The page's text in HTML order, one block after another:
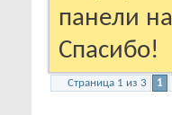
панели
Спасибо!
Страница 1 из 3 1